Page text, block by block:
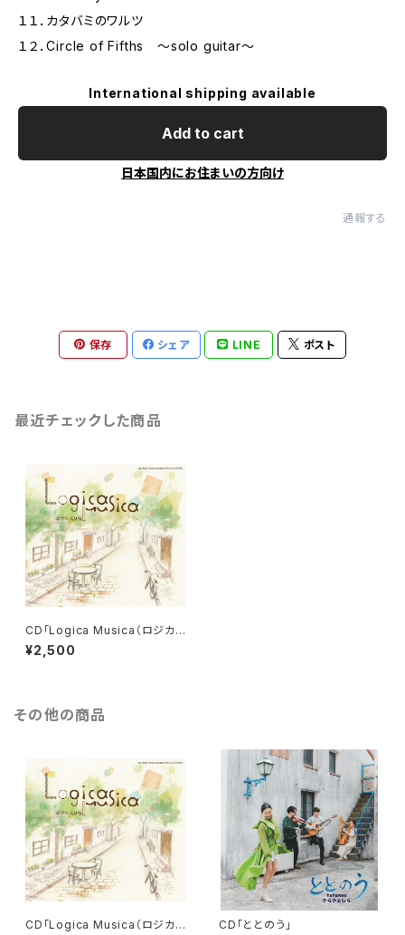
１１．カタバミのワルツ
１２．Circle of Fifths ～solo guitar～
International shipping available
Add to cart
日本国内にお住まいの方向け
通報する
保存 シェア LINE ポスト
最近チェックした商品
CD「Logica Musica（ロジカ・
ムジカ）」
¥2,500
その他の商品
CD「Logica Musica（ロジカ・
CD「ととのう」